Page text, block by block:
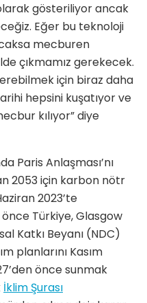
gösteriliyor ancak
Eğer bu teknoloji
mecburen
çıkmamız gerekecek.
için biraz daha
hepsini kuşatıyor ve
kılıyor” diye
Paris Anlaşması’nı
2053 için karbon nötr
2023’te
Türkiye, Glasgow
Katkı Beyanı (NDC)
planlarını Kasım
önce sunmak
İklim Şurası